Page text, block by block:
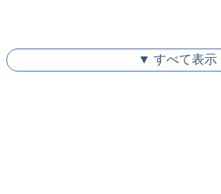
▼ すべて表示